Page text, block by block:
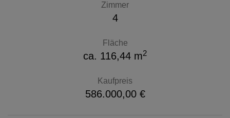
Zimmer
4
Fläche
ca. 116,44 m2
Kaufpreis
586.000,00 €